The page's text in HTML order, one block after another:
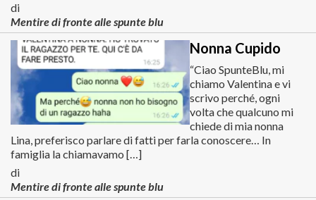
di
Mentire di fronte alle spunte blu
Nonna Cupido
“Ciao SpunteBlu, mi
chiamo Valentina e vi
scrivo perché, ogni
volta che qualcuno mi
chiede di mia nonna
Lina, preferisco parlare di fatti per farla conoscere… In
famiglia la chiamavamo […]
di
Mentire di fronte alle spunte blu